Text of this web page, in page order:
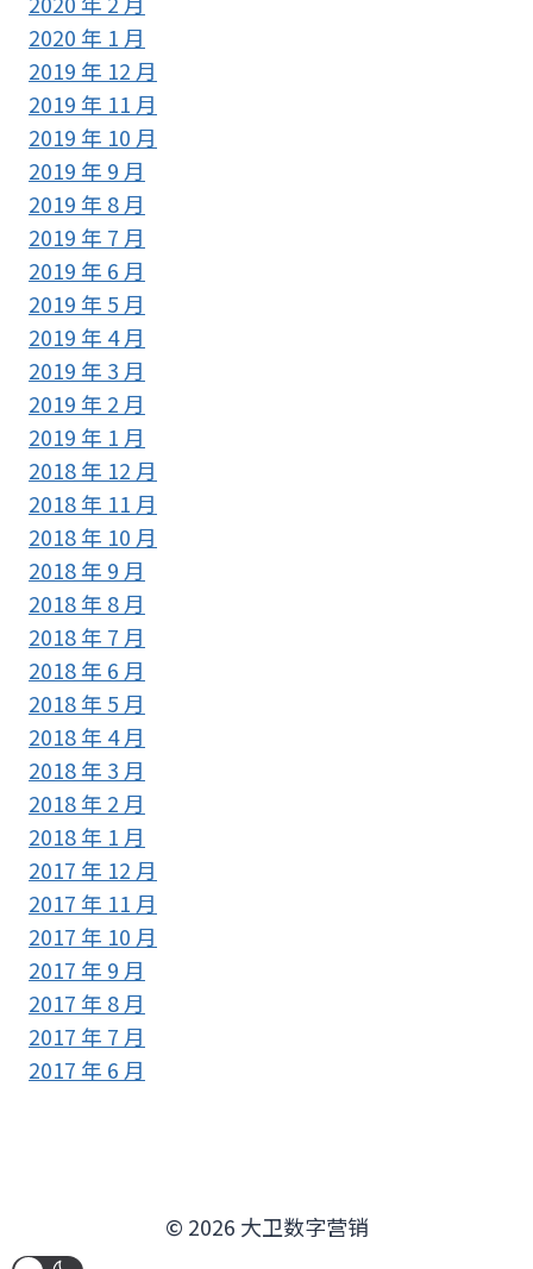
2020 年 1 月
2019 年 12 月
2019 年 11 月
2019 年 10 月
2019 年 9 月
2019 年 8 月
2019 年 7 月
2019 年 6 月
2019 年 5 月
2019 年 4 月
2019 年 3 月
2019 年 2 月
2019 年 1 月
2018 年 12 月
2018 年 11 月
2018 年 10 月
2018 年 9 月
2018 年 8 月
2018 年 7 月
2018 年 6 月
2018 年 5 月
2018 年 4 月
2018 年 3 月
2018 年 2 月
2018 年 1 月
2017 年 12 月
2017 年 11 月
2017 年 10 月
2017 年 9 月
2017 年 8 月
2017 年 7 月
2017 年 6 月
© 2026 大卫数字营销